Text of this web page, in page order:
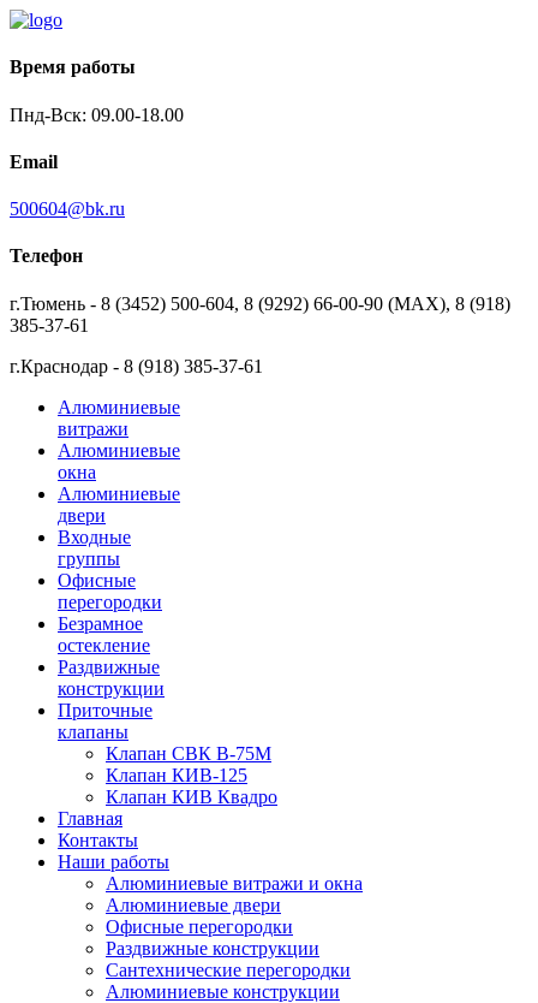
Время работы
Пнд-Вск: 09.00-18.00
Email
500604@bk.ru
Телефон
г.Тюмень - 8 (3452) 500-604, 8 (9292) 66-00-90 (MAX), 8 (918)
385-37-61
г.Краснодар - 8 (918) 385-37-61
Алюминиевые
витражи
Алюминиевые
окна
Алюминиевые
двери
Входные
группы
Офисные
перегородки
Безрамное
остекление
Раздвижные
конструкции
Приточные
клапаны
Клапан СВК В-75М
Клапан КИВ-125
Клапан КИВ Квадро
Главная
Контакты
Наши работы
Алюминиевые витражи и окна
Алюминиевые двери
Офисные перегородки
Раздвижные конструкции
Сантехнические перегородки
Алюминиевые конструкции